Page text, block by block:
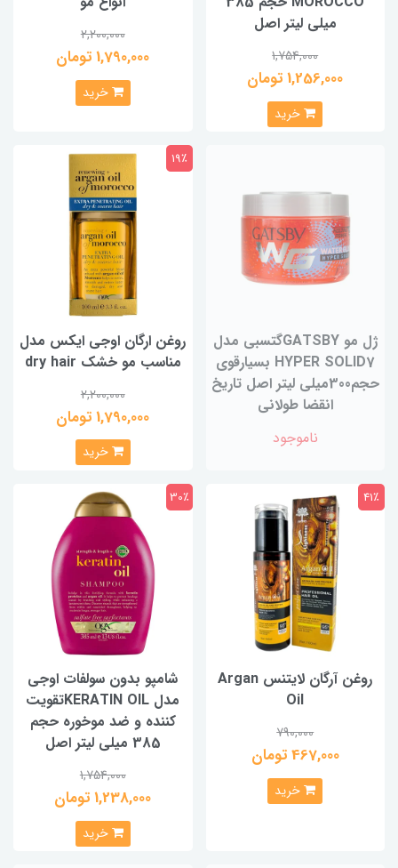
ميلی لیتر اصل
1,754,000
1,256,000 تومان
خرید
2,200,000
1,790,000 تومان
خرید
ژل مو GATSBYگتسبی مدل
HYPER SOLID7 بسیارقوی
حجم300میلی لیتر اصل تاریخ
انقضا طولانی
ناموجود
روغن ارگان اوجی ایکس مدل
مناسب مو خشک dry hair
2,200,000
1,790,000 تومان
19٪
خرید
روغن آرگان لایتنس Argan
Oil
790,000
467,000 تومان
41٪
خرید
شامپو بدون سولفات اوجی
مدل KERATIN OILتقویت
کننده و ضد موخوره حجم
385 میلی لیتر اصل
1,754,000
1,238,000 تومان
30٪
خرید